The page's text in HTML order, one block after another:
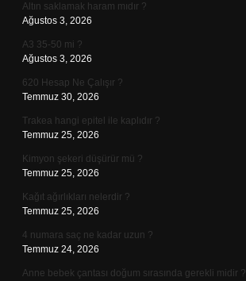
Altın saklamak haram mıdır ?
Ağustos 3, 2026
A3 35-50 mi ?
Ağustos 3, 2026
620 Hesap Ne Çalışır ?
Temmuz 30, 2026
Trakea hangi epitel ile kaplıdır ?
Temmuz 25, 2026
Kimyon şekeri düşürür mü ?
Temmuz 25, 2026
Kağıt ağırlıkları nelerdir ?
Temmuz 25, 2026
4 numara saç ne kadar uzun ?
Temmuz 24, 2026
Anne bebek çantası doğum sırasında gerekli midir ?